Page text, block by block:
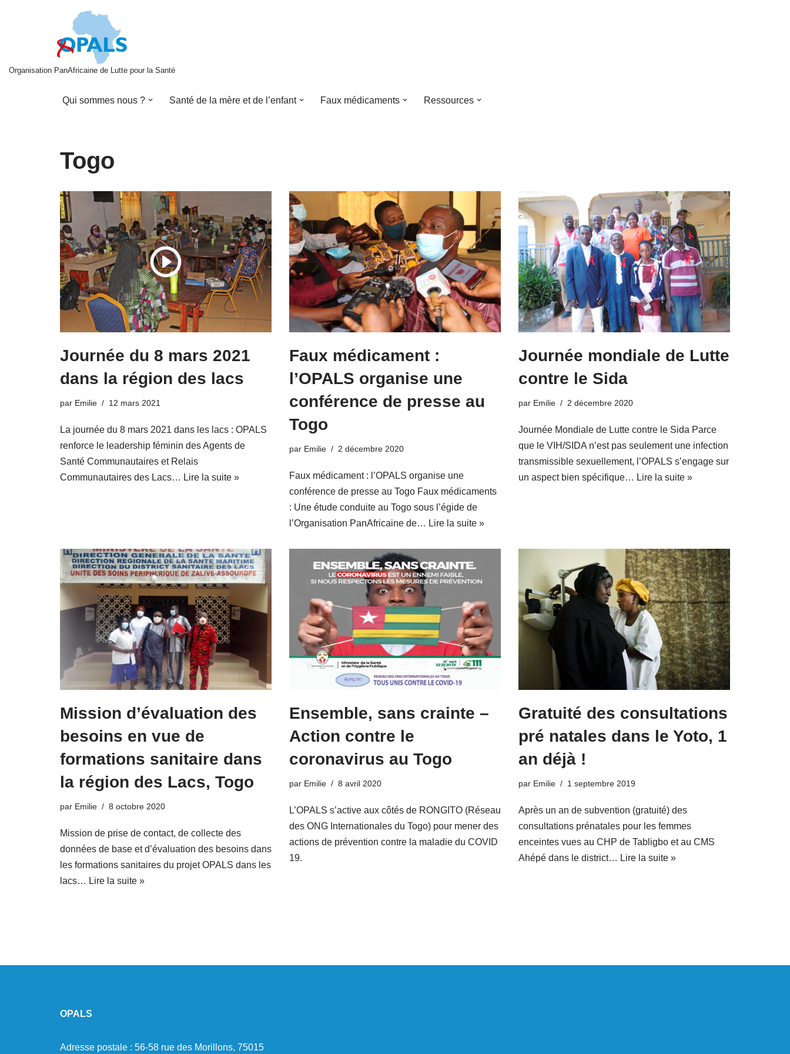
Organisation PanAfricaine de Lutte pour la Santé
Qui sommes nous ? Santé de la mère et de l’enfant Faux médicaments Ressources
Togo
Journée du 8 mars 2021
dans la région des lacs
par Emilie 12 mars 2021
La journée du 8 mars 2021 dans les lacs : OPALS
renforce le leadership féminin des Agents de
Santé Communautaires et Relais
Communautaires des Lacs… Lire la suite »
Faux médicament :
l’OPALS organise une
conférence de presse au
Togo
par Emilie 2 décembre 2020
Faux médicament : l’OPALS organise une
conférence de presse au Togo Faux médicaments
: Une étude conduite au Togo sous l’égide de
l’Organisation PanAfricaine de… Lire la suite »
Journée mondiale de Lutte
contre le Sida
par Emilie 2 décembre 2020
Journée Mondiale de Lutte contre le Sida Parce
que le VIH/SIDA n’est pas seulement une infection
transmissible sexuellement, l’OPALS s’engage sur
un aspect bien spécifique… Lire la suite »
Mission d’évaluation des
besoins en vue de
formations sanitaire dans
la région des Lacs, Togo
par Emilie 8 octobre 2020
Mission de prise de contact, de collecte des
données de base et d’évaluation des besoins dans
les formations sanitaires du projet OPALS dans les
lacs… Lire la suite »
Ensemble, sans crainte –
Action contre le
coronavirus au Togo
par Emilie 8 avril 2020
L’OPALS s’active aux côtés de RONGITO (Réseau
des ONG Internationales du Togo) pour mener des
actions de prévention contre la maladie du COVID
19.
Gratuité des consultations
pré natales dans le Yoto, 1
an déjà !
par Emilie 1 septembre 2019
Après un an de subvention (gratuité) des
consultations prénatales pour les femmes
enceintes vues au CHP de Tabligbo et au CMS
Ahépé dans le district… Lire la suite »
OPALS
Adresse postale : 56-58 rue des Morillons, 75015